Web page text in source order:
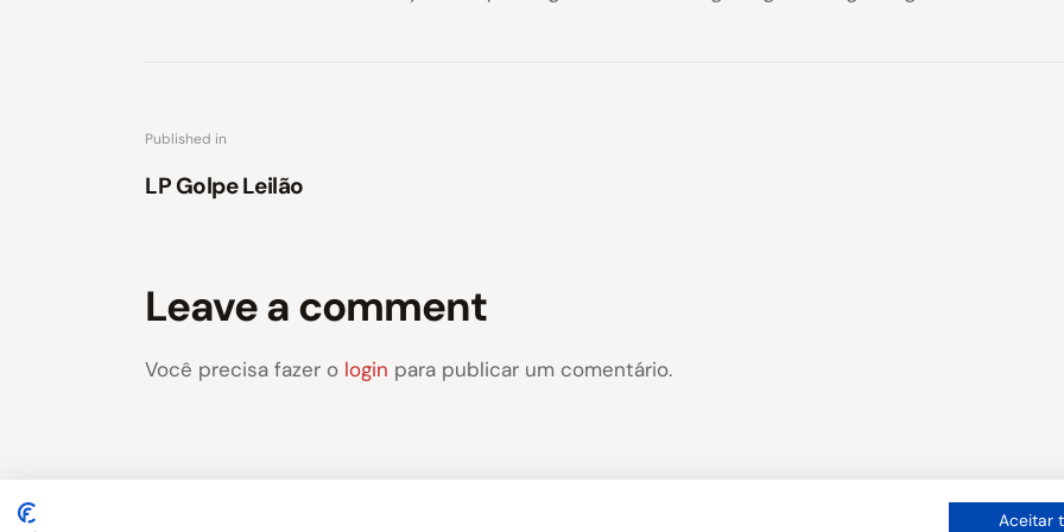
Published in
LP Golpe Leilão
Leave a comment
Você precisa fazer o login para publicar um comentário.
Aceitar